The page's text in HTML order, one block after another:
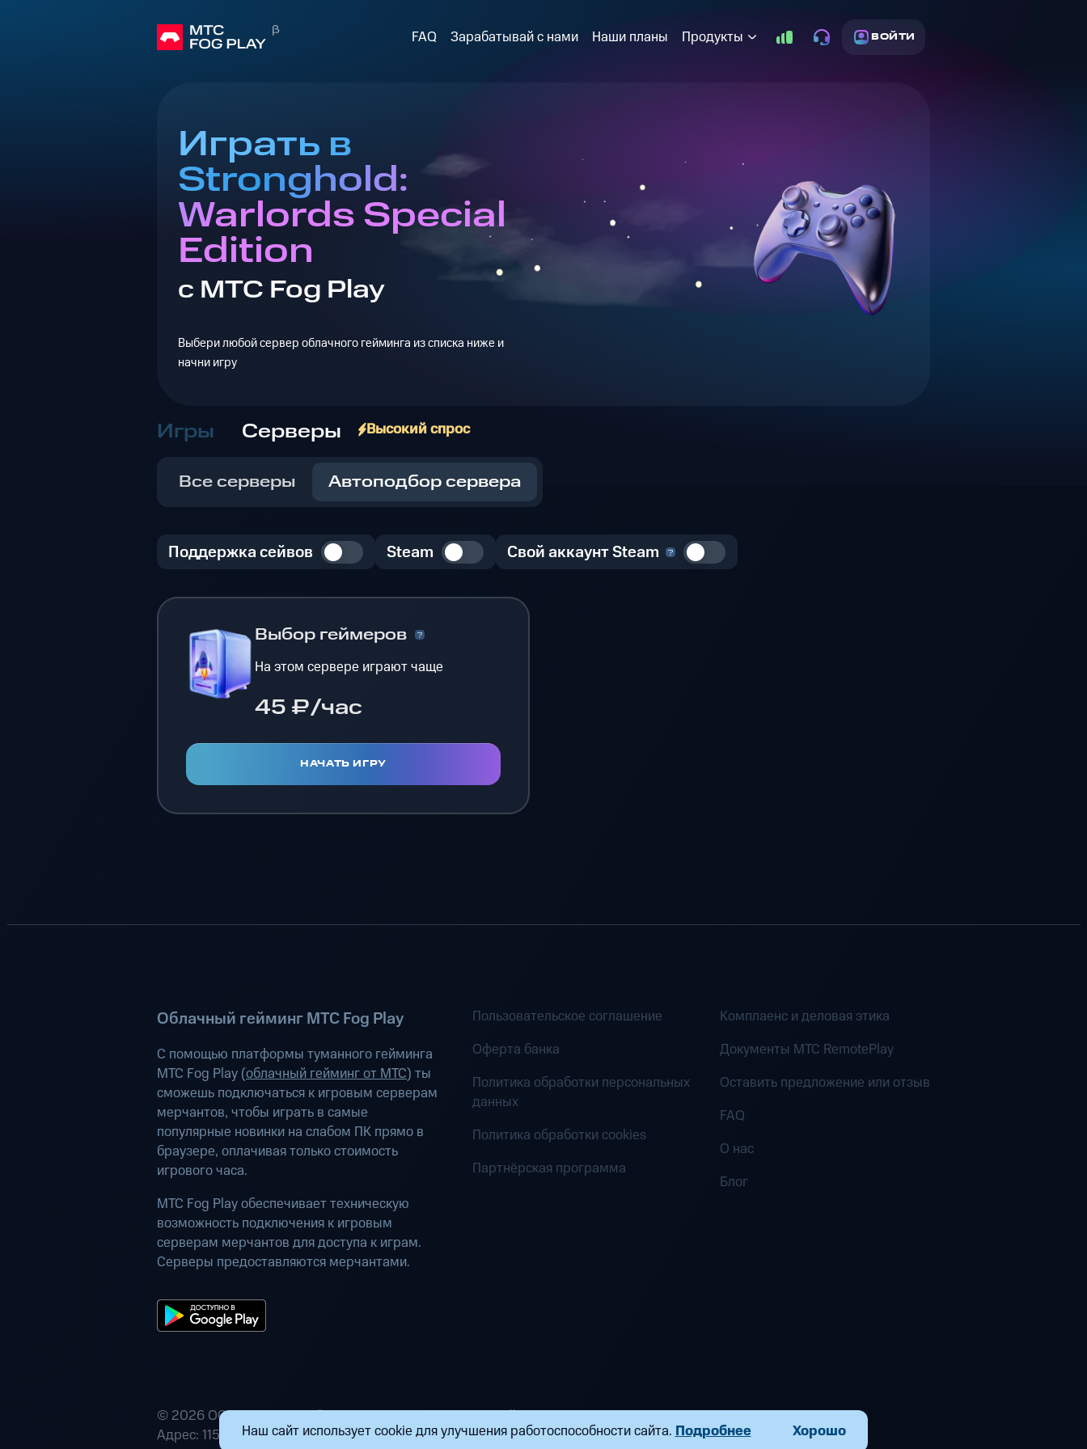
Наш сайт использует cookie для улучшения работоспособности сайта.Подробнее Хорошо
FAQ Зарабатывай с нами Наши планы Продукты ВОЙТИ
Играть в
Stronghold:
Warlords Special
Edition
с МТС Fog Play
Выбери любой сервер облачного гейминга из списка ниже и
начни игру
Игры Серверы Высокий спрос
Все серверы Автоподбор сервера
Поддержка сейвов Steam Свой аккаунт Steam
Выбор геймеров
На этом сервере играют чаще
45 ₽/час
НАЧАТЬ ИГРУ
Облачный гейминг МТС Fog Play
С помощью платформы туманного гейминга
МТС Fog Play (облачный гейминг от МТС) ты
сможешь подключаться к игровым серверам
мерчантов, чтобы играть в самые
популярные новинки на слабом ПК прямо в
браузере, оплачивая только стоимость
игрового часа.
МТС Fog Play обеспечивает техническую
возможность подключения к игровым
серверам мерчантов для доступа к играм.
Серверы предоставляются мерчантами.
Пользовательское соглашение
Оферта банка
Политика обработки персональных
данных
Политика обработки cookies
Партнёрская программа
Комплаенс и деловая этика
Документы MTC RemotePlay
Оставить предложение или отзыв
FAQ
О нас
Блог
© 2026 ООО «Маркетплейс распределенных вычислений». Все права защищены
Адрес: 115432, г. Москва, пр-кт Андропова, д. 18, к. 9 Почта:fogplay@mts.ru